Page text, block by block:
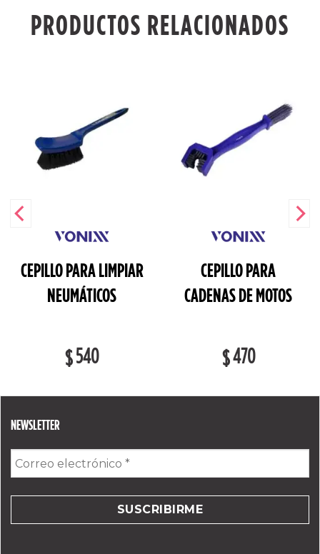
PRODUCTOS RELACIONADOS
CEPILLO PARA LIMPIAR
NEUMÁTICOS
$540
CEPILLO PARA
CADENAS DE MOTOS
$470
NEWSLETTER
electrónico